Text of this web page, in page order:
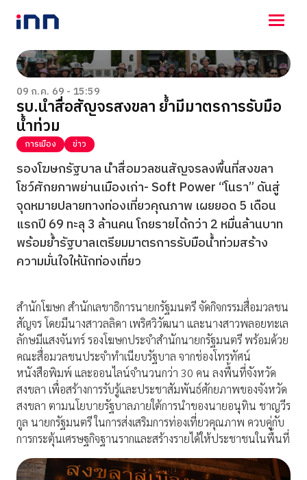
NEWS
ENTERTAINMENT
LIFESTYLE
HOROSCOPE
LOTTERY
VIDEO
ร่วมด้วยช่วยกัน
09 ก.ค. 69 - 15:59
รบ.นำสื่อสัญจรสงขลา ย้ำมีมาตรการรับมือ
น้ำท่วม
การเมือง ข่าว
รองโฆษกรัฐบาล นำสื่อมวลชนสัญจรลงพื้นที่สงขลา
โชว์ศักยภาพย่านเมืองเก่า- Soft Power “โนรา” ดันสู่
จุดหมายปลายทางท่องเที่ยวคุณภาพ เผยยอด 5 เดือน
แรกปี 69 ทะลุ 3 ล้านคน โกยรายได้กว่า 2 หมื่นล้านบาท
พร้อมย้ำรัฐบาลเตรียมมาตรการรับมือน้ำท่วมสร้าง
ความมั่นใจให้นักท่องเที่ยว
สำนักโฆษก สำนักเลขาธิการนายกรัฐมนตรี จัดกิจกรรมสื่อมวลชน
สัญจร โดยมีนางสาวลลิดา เพริศวิวัฒนา และนางสาวพลอยทะเล
ลักษมีแสงจันทร์ รองโฆษกประจำสำนักนายกรัฐมนตรี พร้อมด้วย
คณะสื่อมวลชนประจำทำเนียบรัฐบาล จากช่องโทรทัศน์
หนังสือพิมพ์ และออนไลน์จำนวนกว่า 30 คน ลงพื้นที่จังหวัด
สงขลา เพื่อสร้างการรับรู้และประชาสัมพันธ์ศักยภาพของจังหวัด
สงขลา ตามนโยบายรัฐบาลภายใต้การนำของนายอนุทิน ชาญวีร
กูล นายกรัฐมนตรี ในการส่งเสริมการท่องเที่ยวคุณภาพ ควบคู่กับ
การกระตุ้นเศรษฐกิจฐานรากและสร้างรายได้ให้ประชาชนในพื้นที่